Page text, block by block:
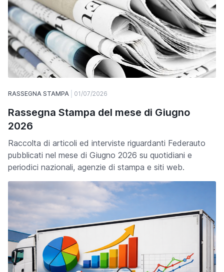
RASSEGNA STAMPA 01/07/2026
Rassegna Stampa del mese di Giugno
2026
Raccolta di articoli ed interviste riguardanti Federauto
pubblicati nel mese di Giugno 2026 su quotidiani e
periodici nazionali, agenzie di stampa e siti web.